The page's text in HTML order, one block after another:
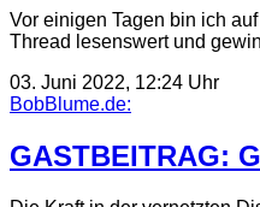
Vor einigen Tagen bin ich
Thread lesenswert und
03. Juni 2022, 12:24 Uhr
BobBlume.de:
GASTBEITRAG: